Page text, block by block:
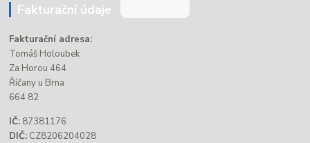
Fakturační údaje
Fakturační adresa:
Tomáš Holoubek
Za Horou 464
Říčany u Brna
664 82
IČ: 87381176
DIČ: CZ8206204028